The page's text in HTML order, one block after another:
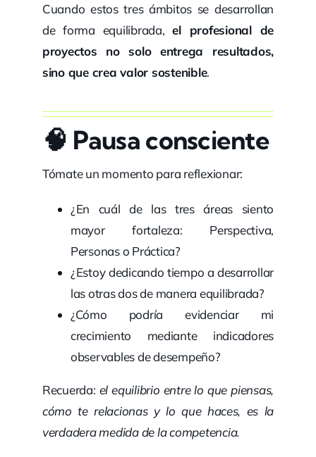
Cuando estos tres ámbitos se desarrollan
de forma equilibrada,el profesional de
proyectos no solo entrega resultados,
sino que crea valor sostenible.
🧠 Pausa consciente
Tómate un momento para reflexionar:
¿En cuál de las tres áreas siento
mayor fortaleza: Perspectiva,
Personas o Práctica?
¿Estoy dedicando tiempo a desarrollar
las otras dos de manera equilibrada?
¿Cómo podría evidenciar mi
crecimiento mediante indicadores
observables de desempeño?
Recuerda: el equilibrio entre lo que piensas,
cómo te relacionas y lo que haces, es la
verdadera medida de la competencia.